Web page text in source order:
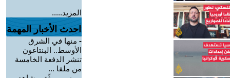
المزيد.....
احدث الأخبار المهمة
- منها في الشرق
الأوسط.. البنتاغون
تنشر الدفعة الخامسة
من ملفا ...